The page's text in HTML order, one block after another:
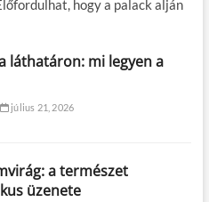
hogy a palack alján
láthatáron: mi legyen a
július 21, 2026
a természet
üzenete